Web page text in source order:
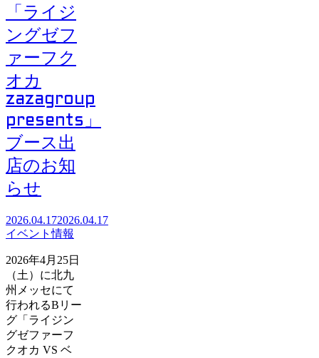
「ライジ
ングゼフ
ァーフク
オカ
zazagroup
presents」
ブース出
店のお知
らせ
2026.04.172026.04.17
イベント情報
2026年4月25日
（土）に北九
州メッセにて
行われるBリー
グ「ライジン
グゼファーフ
クオカ VS ベ